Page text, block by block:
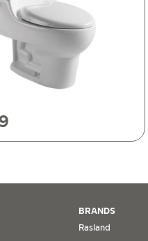
10120
BRANDS
Rasland